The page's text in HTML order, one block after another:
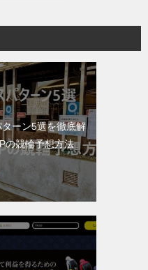
ーン5選を徹底解
の競輪予想方法